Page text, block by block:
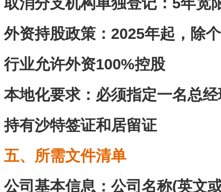
外资持股政策‌：2025年起，除
行业允许外资100%控股
本地化要求‌：必须指定一名总
持有沙特签证和居留证
五、所需文件清单
公司基本信息‌：公司名称(英文